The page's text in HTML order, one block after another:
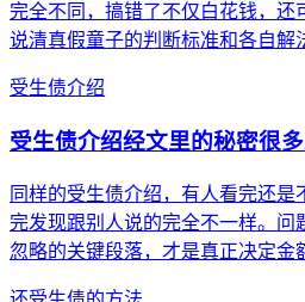
完全不同，搞错了不仅白花钱，还
说清真假童子的判断标准和各自解
受生债介绍
受生债介绍经文里的秘密很
同样的受生债介绍，有人看完还
完发现跟别人说的完全不一样。
忽略的关键段落，才是真正决定金